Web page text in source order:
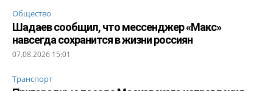
Общество
Шадаев сообщил, что мессенджер «Макс»
навсегда сохранится в жизни россиян
07.08.2026 15:01
Транспорт